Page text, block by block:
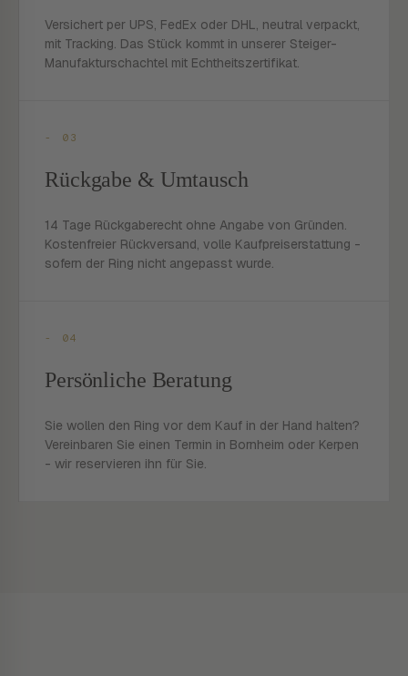
Versichert per UPS, FedEx oder DHL, neutral verpackt,
mit Tracking. Das Stück kommt in unserer Steiger-
Manufakturschachtel mit Echtheitszertifikat.
- 03
Rückgabe & Umtausch
14 Tage Rückgaberecht ohne Angabe von Gründen.
Kostenfreier Rückversand, volle Kaufpreiserstattung -
sofern der Ring nicht angepasst wurde.
- 04
Persönliche Beratung
Sie wollen den Ring vor dem Kauf in der Hand halten?
Vereinbaren Sie einen Termin in Bornheim oder Kerpen
- wir reservieren ihn für Sie.